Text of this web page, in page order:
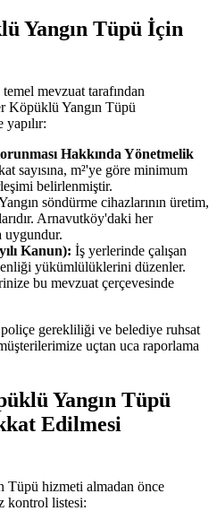
Yangın Tüpü İçin
mevzuat tarafından
Köpüklü Yangın Tüpü
Hakkında Yönetmelik
sayısına, m²'ye göre minimum
belirlenmiştir.
söndürme cihazlarının üretim,
Arnavutköy'daki her
uygundur.
Kanun): İş yerlerinde çalışan
yükümlülüklerini düzenler.
bu mevzuat çerçevesinde
gerekliliği ve belediye ruhsat
uçtan uca raporlama
Yangın Tüpü
Edilmesi
Tüpü hizmeti almadan önce
kontrol listesi: